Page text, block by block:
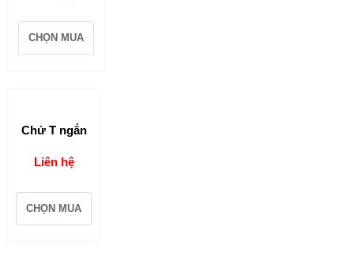
CHỌN MUA
Chử T ngắn
Liên hệ
CHỌN MUA